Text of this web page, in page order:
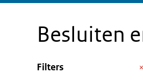
Besluiten
Filters ×